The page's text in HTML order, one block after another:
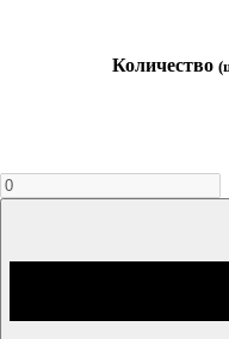
Количество